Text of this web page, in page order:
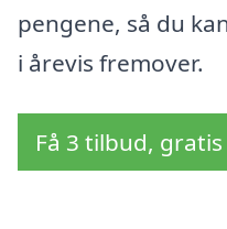
pengene, så du
i årevis fremover.
Få 3 tilbud,